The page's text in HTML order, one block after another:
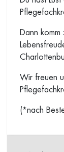
Dann
Wir freuen
(*nach